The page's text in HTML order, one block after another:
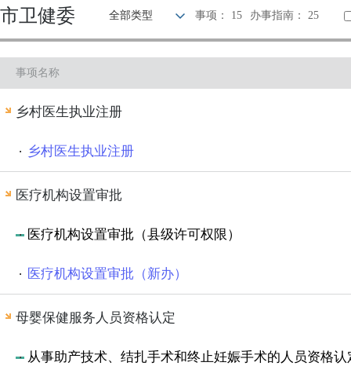
市发改委 市税务局
常熟市住建局
常熟市民族宗教事务局
市卫健委 全部类型 事项： 15 办事指南： 25
事项名称
乡村医生执业注册
乡村医生执业注册
医疗机构设置审批
医疗机构设置审批（县级许可权限）
医疗机构设置审批（新办）
母婴保健服务人员资格认定
从事助产技术、结扎手术和终止妊娠手术的人员资格认